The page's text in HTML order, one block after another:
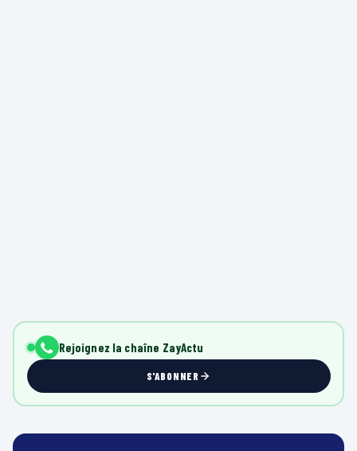
Rejoignez la chaîne ZayActu
S'ABONNER